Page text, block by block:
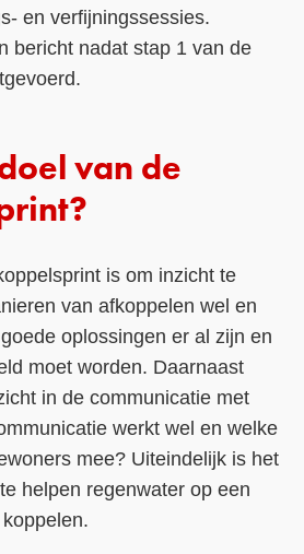
en verfijningssessies.
bericht nadat stap 1 van de
van de
is om inzicht te
van afkoppelen wel en
oplossingen er al zijn en
moet worden. Daarnaast
in de communicatie met
werkt wel en welke
mee? Uiteindelijk is het
helpen regenwater op een